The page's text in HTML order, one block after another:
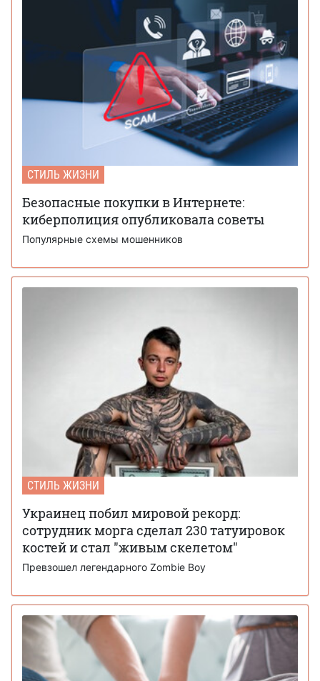
СТИЛЬ ЖИЗНИ
Безопасные покупки в Интернете:
киберполиция опубликовала советы
Популярные схемы мошенников
СТИЛЬ ЖИЗНИ
Украинец побил мировой рекорд:
сотрудник морга сделал 230 татуировок
костей и стал "живым скелетом"
Превзошел легендарного Zombie Boy